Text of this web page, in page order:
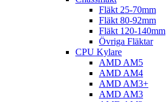
Fläkt 25-70mm
Fläkt 80-92mm
Fläkt 120-140mm
Övriga Fläktar
CPU Kylare
AMD AM5
AMD AM4
AMD AM3+
AMD AM3